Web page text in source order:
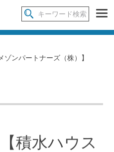
ンパートナーズ（株）】
積水ハウス